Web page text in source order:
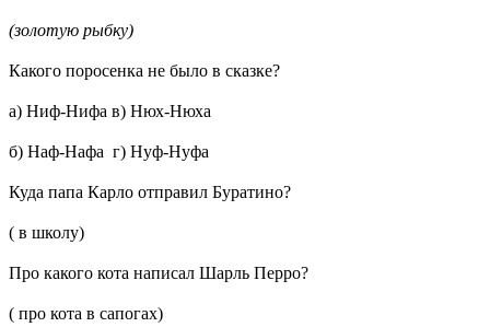
(золотую рыбку)
Какого поросенка не было в сказке?
а) Ниф-Нифа в) Нюх-Нюха
б) Наф-Нафа г) Нуф-Нуфа
Куда папа Карло отправил Буратино?
( в школу)
Про какого кота написал Шарль Перро?
( про кота в сапогах)